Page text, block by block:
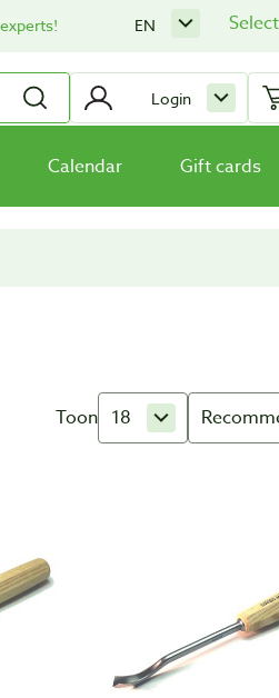
EN
Login
Calendar Gift cards
Toon 18